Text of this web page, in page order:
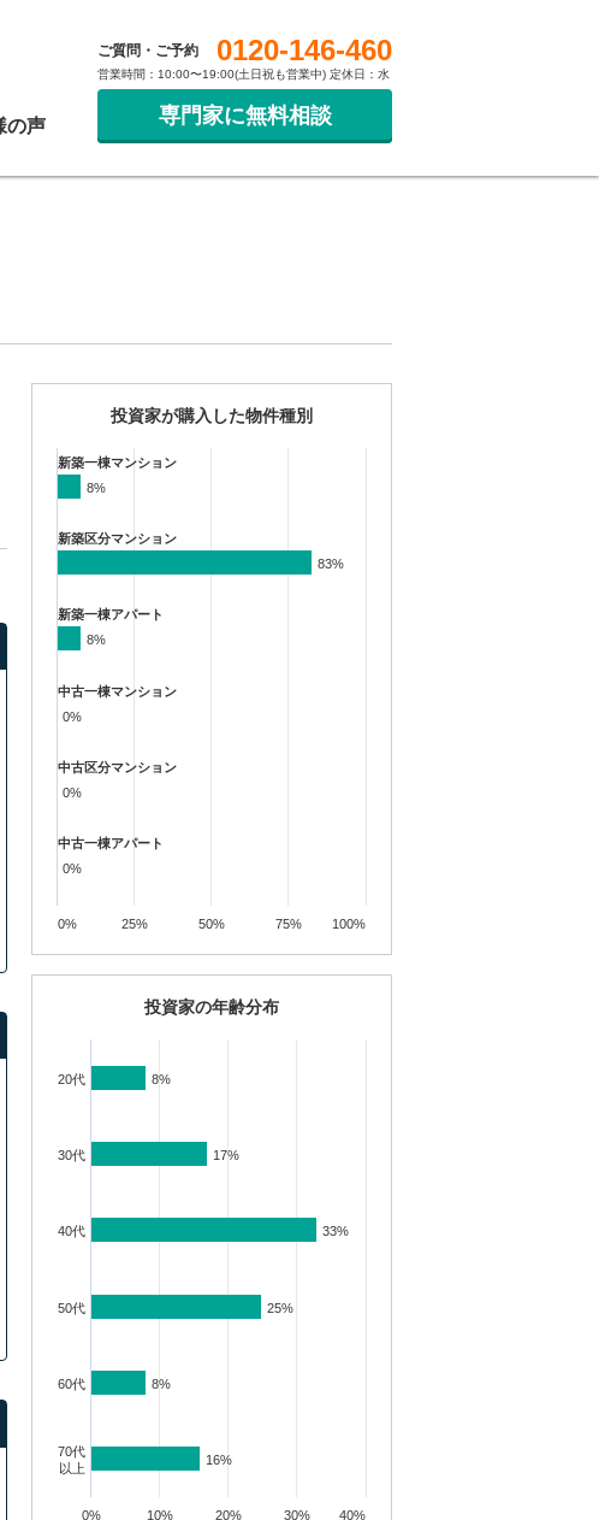
の声 専門家に無料相談
ご質問・ご予約 0120-146-460
営業時間：10:00〜19:00(土日祝も営業中) 定休日：水
投資家が購入した物件種別
8%
8%
83%
83%
8%
8%
0%
0%
0%
0%
0%
0%
新築一棟マンション
新築区分マンション
新築一棟アパート
中古一棟マンション
中古区分マンション
中古一棟アパート
0% 25% 50% 75% 100%
投資家の年齢分布
8%
8%
17%
17%
33%
33%
25%
25%
8%
8%
16%
16%
20代
30代
40代
50代
60代
70代
以上
0% 10% 20% 30% 40%